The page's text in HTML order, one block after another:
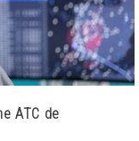
ATC de